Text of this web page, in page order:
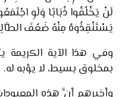
لَنْ يَخْلُقُوا ذُبَابًا وَلَوِ
يَسْتَنْقِذُوهُ مِنْهُ ضَعُفَ
وفي هذا الآية الكريمة
بمخلوق بسيط، لا يؤبه له.